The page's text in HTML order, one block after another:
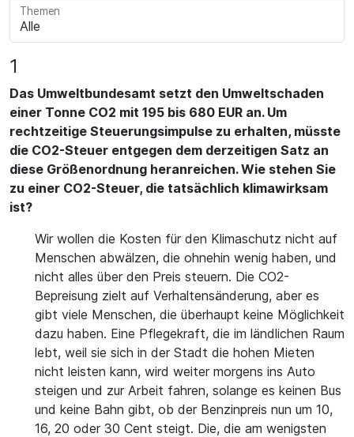
Themen
1
Das Umweltbundesamt setzt den Umweltschaden
einer Tonne CO2 mit 195 bis 680 EUR an. Um
rechtzeitige Steuerungsimpulse zu erhalten, müsste
die CO2-Steuer entgegen dem derzeitigen Satz an
diese Größenordnung heranreichen. Wie stehen Sie
zu einer CO2-Steuer, die tatsächlich klimawirksam
ist?
Wir wollen die Kosten für den Klimaschutz nicht auf
Menschen abwälzen, die ohnehin wenig haben, und
nicht alles über den Preis steuern. Die CO2-
Bepreisung zielt auf Verhaltensänderung, aber es
gibt viele Menschen, die überhaupt keine Möglichkeit
dazu haben. Eine Pflegekraft, die im ländlichen Raum
lebt, weil sie sich in der Stadt die hohen Mieten
nicht leisten kann, wird weiter morgens ins Auto
steigen und zur Arbeit fahren, solange es keinen Bus
und keine Bahn gibt, ob der Benzinpreis nun um 10,
16, 20 oder 30 Cent steigt. Die, die am wenigsten